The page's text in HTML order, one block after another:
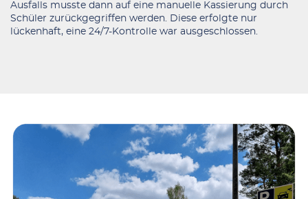
Ausfalls musste dann auf eine manuelle Kassierung durch
Schüler zurückgegriffen werden. Diese erfolgte nur
lückenhaft, eine 24/7-Kontrolle war ausgeschlossen.